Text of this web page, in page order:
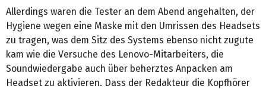
Allerdings waren die Tester an dem Abend angehalten, der
Hygiene wegen eine Maske mit den Umrissen des Headsets
zu tragen, was dem Sitz des Systems ebenso nicht zugute
kam wie die Versuche des Lenovo-Mitarbeiters, die
Soundwiedergabe auch über beherztes Anpacken am
Headset zu aktivieren. Dass der Redakteur die Kopfhörer